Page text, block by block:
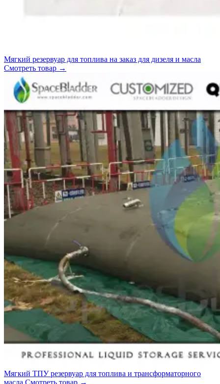
Мягкий резервуар для топлива на заказ для дизеля и масла
Смотреть товар →
Мягкий ТПУ резервуар для топлива и трансформаторного
масла Смотреть товар →